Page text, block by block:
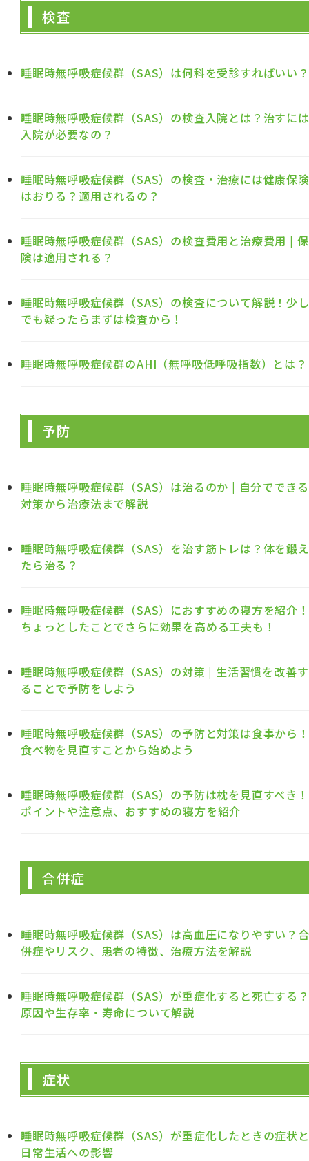
検査
睡眠時無呼吸症候群（SAS）は何科を受診すればいい？
睡眠時無呼吸症候群（SAS）の検査入院とは？治すには
入院が必要なの？
睡眠時無呼吸症候群（SAS）の検査・治療には健康保険
はおりる？適用されるの？
睡眠時無呼吸症候群（SAS）の検査費用と治療費用 | 保
険は適用される？
睡眠時無呼吸症候群（SAS）の検査について解説！少し
でも疑ったらまずは検査から！
睡眠時無呼吸症候群のAHI（無呼吸低呼吸指数）とは？
予防
睡眠時無呼吸症候群（SAS）は治るのか | 自分でできる
対策から治療法まで解説
睡眠時無呼吸症候群（SAS）を治す筋トレは？体を鍛え
たら治る？
睡眠時無呼吸症候群（SAS）におすすめの寝方を紹介！
ちょっとしたことでさらに効果を高める工夫も！
睡眠時無呼吸症候群（SAS）の対策 | 生活習慣を改善す
ることで予防をしよう
睡眠時無呼吸症候群（SAS）の予防と対策は食事から！
食べ物を見直すことから始めよう
睡眠時無呼吸症候群（SAS）の予防は枕を見直すべき！
ポイントや注意点、おすすめの寝方を紹介
合併症
睡眠時無呼吸症候群（SAS）は高血圧になりやすい？合
併症やリスク、患者の特徴、治療方法を解説
睡眠時無呼吸症候群（SAS）が重症化すると死亡する？
原因や生存率・寿命について解説
症状
睡眠時無呼吸症候群（SAS）が重症化したときの症状と
日常生活への影響